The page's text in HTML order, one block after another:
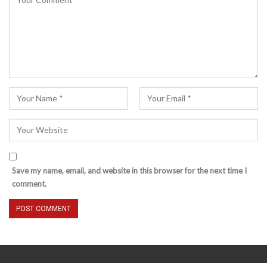
Save my name, email, and website in this browser for the next time I
comment.